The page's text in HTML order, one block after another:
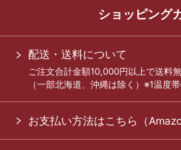
ショッピング
配送・送料について
ご注文合計金額10,000円以上で送料
（一部北海道、沖縄は除く）※1温度
お支払い方法はこちら（